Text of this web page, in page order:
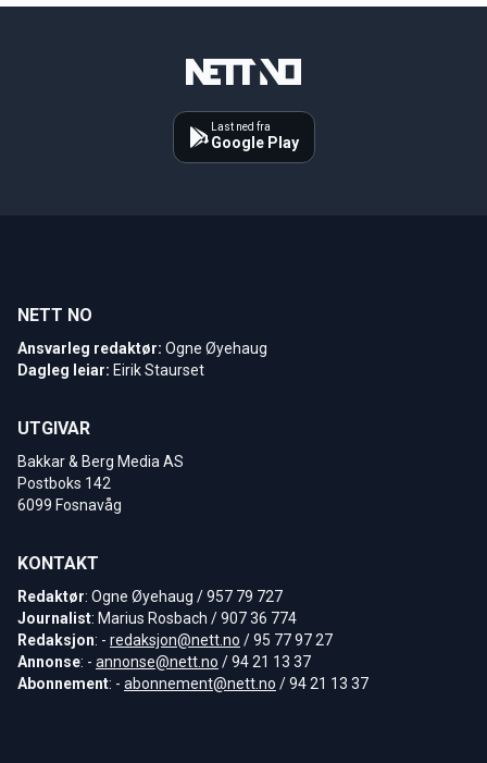
Last ned fra
Google Play
NETT NO
Ansvarleg redaktør: Ogne Øyehaug
Dagleg leiar: Eirik Staurset
UTGIVAR
Bakkar & Berg Media AS
Postboks 142
6099 Fosnavåg
KONTAKT
Redaktør: Ogne Øyehaug / 957 79 727
Journalist: Marius Rosbach / 907 36 774
Redaksjon: - redaksjon@nett.no / 95 77 97 27
Annonse: - annonse@nett.no / 94 21 13 37
Abonnement: - abonnement@nett.no / 94 21 13 37